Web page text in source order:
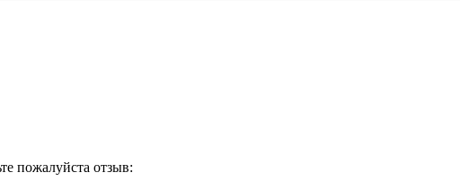
пожалуйста отзыв: